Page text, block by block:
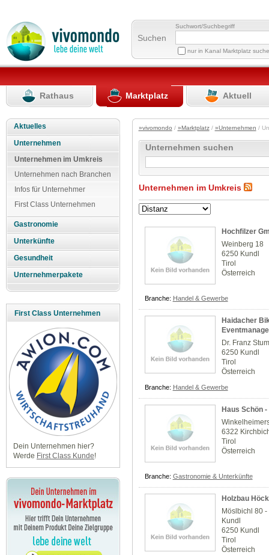
Suchen
Suchwort/Suchbegriff
nur in Kanal Marktplatz
Rathaus Marktplatz Aktuell
Aktuelles
Unternehmen
Unternehmen im Umkreis
Unternehmen nach Branchen
Infos für Unternehmer
First Class Unternehmen
Gastronomie
Unterkünfte
Gesundheit
Unternehmerpakete
First Class Unternehmen
Dein Unternehmen hier?
Werde First Class Kunde!
»vivomondo / »Marktplatz/ »Unternehmen /
Unternehmen suchen
Unternehmen im Umkreis
Hochfilzer
Weinberg 18
6250 Kundl
Tirol
Österreich
Branche: Handel & Gewerbe
Haidacher
Dr. Franz
6250 Kundl
Tirol
Österreich
Branche: Handel & Gewerbe
Haus Schön
6322
Tirol
Österreich
Branche: Gastronomie & Unterkünfte
Holzbau
Möslbichl 80
Kundl
6250 Kundl
Tirol
Österreich